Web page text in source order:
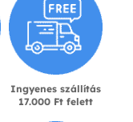
Ingyenes szállítás
17.000 Ft felett